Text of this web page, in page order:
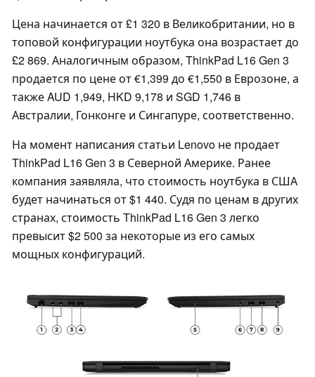
Цена начинается от £1 320 в Великобритании, но в
топовой конфигурации ноутбука она возрастает до
£2 869. Аналогичным образом, ThinkPad L16 Gen 3
продается по цене от €1,399 до €1,550 в Еврозоне, а
также AUD 1,949, HKD 9,178 и SGD 1,746 в
Австралии, Гонконге и Сингапуре, соответственно.
На момент написания статьи Lenovo не продает
ThinkPad L16 Gen 3 в Северной Америке. Ранее
компания заявляла, что стоимость ноутбука в США
будет начинаться от $1 440. Судя по ценам в других
странах, стоимость ThinkPad L16 Gen 3 легко
превысит $2 500 за некоторые из его самых
мощных конфигураций.